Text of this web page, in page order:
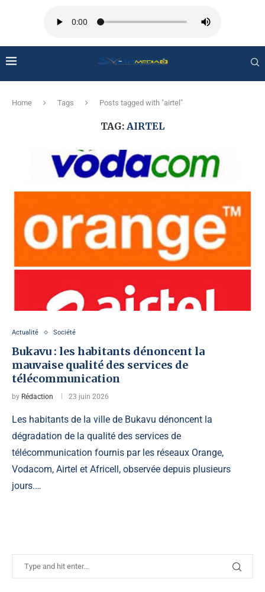
Home Tags Posts tagged with "airtel"
TAG: AIRTEL
Actualité Société
Bukavu : les habitants dénoncent la
mauvaise qualité des services de
télécommunication
by Rédaction 23 juin 2026
Les habitants de la ville de Bukavu dénoncent la
dégradation de la qualité des services de
télécommunication fournis par les réseaux Orange,
Vodacom, Airtel et Africell, observée depuis plusieurs
jours.…